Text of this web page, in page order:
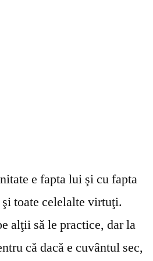
e fapta lui şi cu fapta
toate celelalte virtuţi.
alţii să le practice, dar la
că dacă e cuvântul sec,